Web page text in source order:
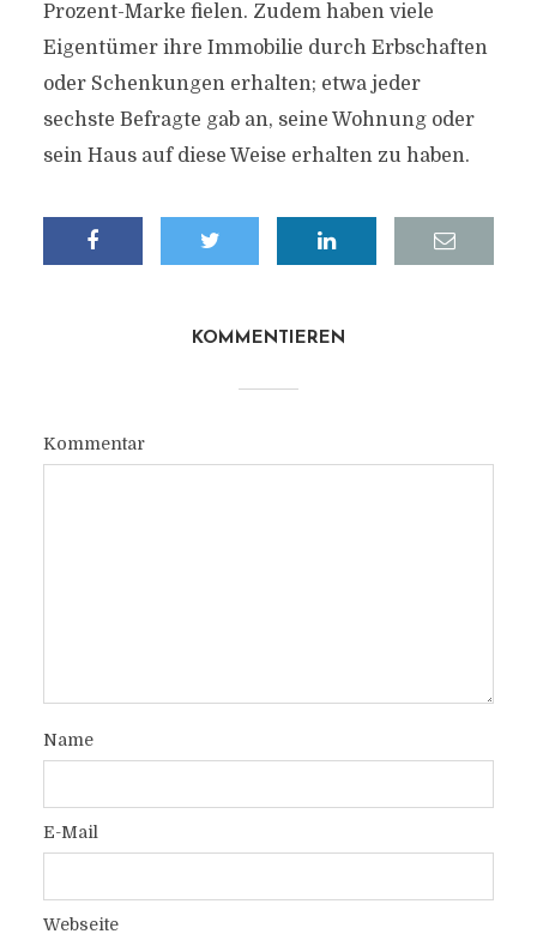
Prozent-Marke fielen. Zudem haben viele
Eigentümer ihre Immobilie durch Erbschaften
oder Schenkungen erhalten; etwa jeder
sechste Befragte gab an, seine Wohnung oder
sein Haus auf diese Weise erhalten zu haben.
KOMMENTIEREN
Kommentar
Name
E-Mail
Webseite